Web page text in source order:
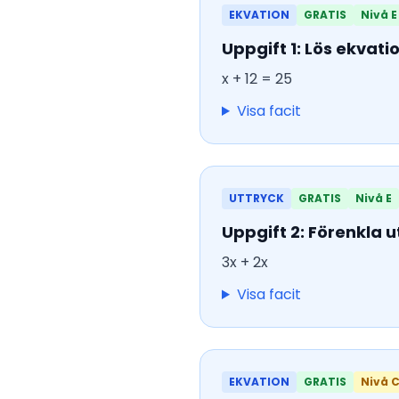
EKVATION GRATIS Nivå E
Uppgift 1: Lös
x + 12 = 25
Visa facit
UTTRYCK GRATIS Nivå E
Uppgift 2: Förenkla
3x + 2x
Visa facit
EKVATION GRATIS Nivå C